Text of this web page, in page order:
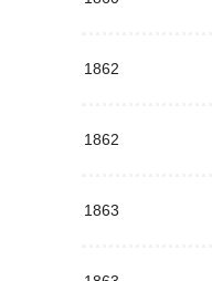
1862
1862
1863